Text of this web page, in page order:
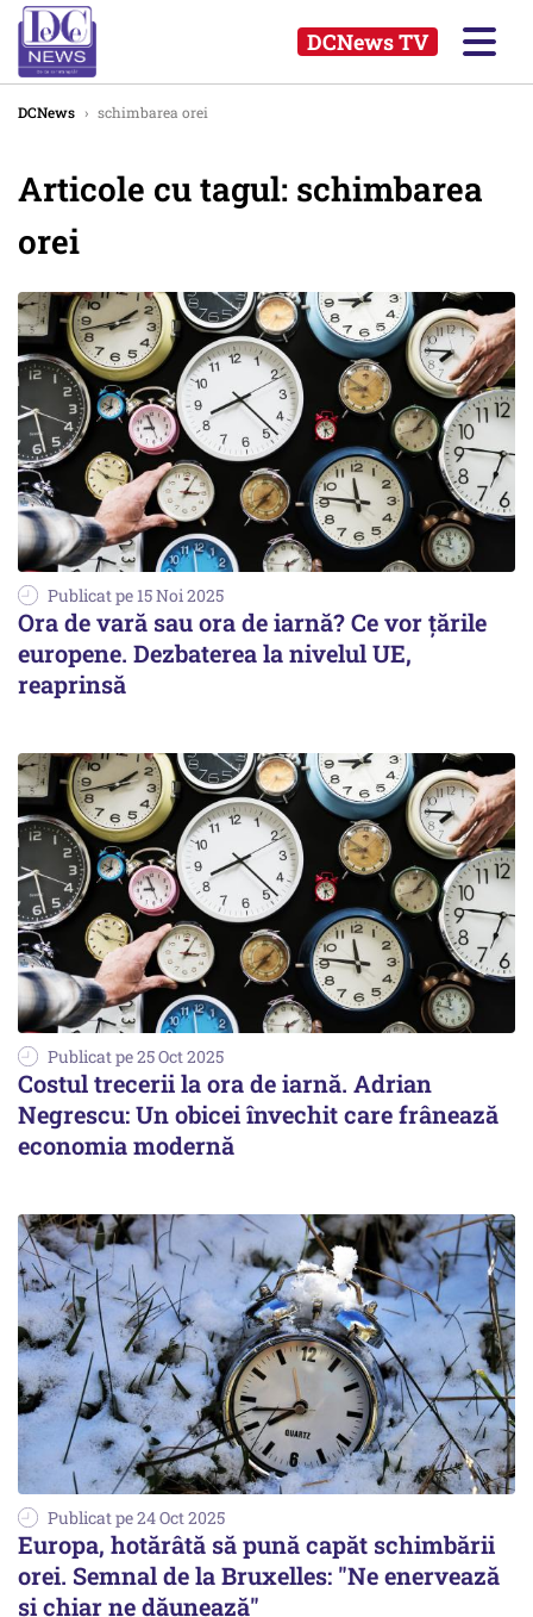
DCNews TV
DCNews › schimbarea orei
Articole cu tagul: schimbarea
orei
Publicat pe 15 Noi 2025
Ora de vară sau ora de iarnă? Ce vor ţările
europene. Dezbaterea la nivelul UE,
reaprinsă
Publicat pe 25 Oct 2025
Costul trecerii la ora de iarnă. Adrian
Negrescu: Un obicei învechit care frânează
economia modernă
Publicat pe 24 Oct 2025
Europa, hotărâtă să pună capăt schimbării
orei. Semnal de la Bruxelles: "Ne enervează
și chiar ne dăunează"